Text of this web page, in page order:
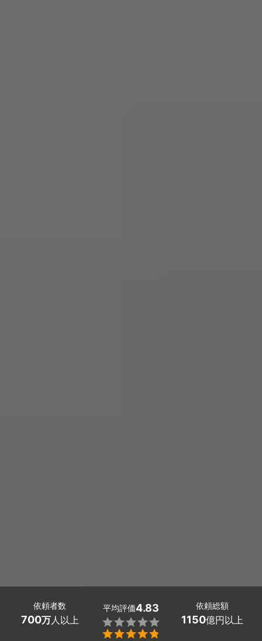
依頼者数
700万人以上
平均評価4.83


依頼総額
1150億円以上